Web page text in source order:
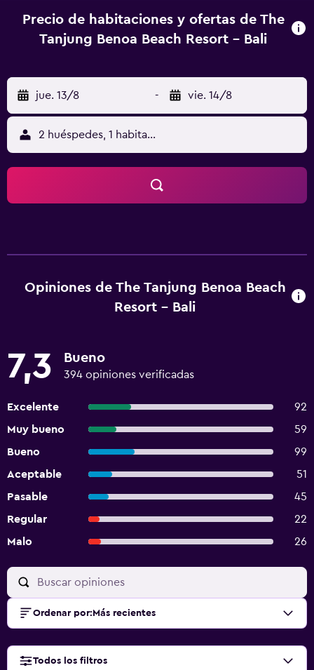
Precio de habitaciones y ofertas de The
Tanjung Benoa Beach Resort - Bali
jue. 13/8 - vie. 14/8
2 huéspedes, 1 habitación
Opiniones de The Tanjung Benoa Beach
Resort - Bali
7,3 Bueno
394 opiniones verificadas
Excelente
92
Muy bueno
59
Bueno
99
Aceptable
51
Pasable
45
Regular
22
Malo
26
Ordenar por: Más recientes
Todos los filtros